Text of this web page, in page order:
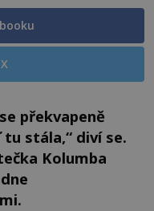
překvapeně
stála,“ diví se.
Kolumba